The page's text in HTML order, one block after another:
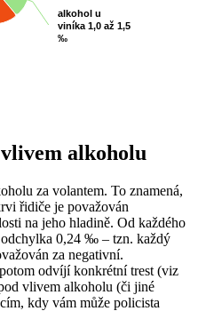
alkohol u
viníka 1,0 až 1,5
‰
alkohol u
viníka 1,0 až 1,5
‰
alkoholu
za volantem. To znamená,
řidiče je považován
na jeho hladině. Od každého
odchylka 0,24 ‰ – tzn. každý
za negativní.
odvíjí konkrétní trest (viz
vlivem alkoholu (či jiné
kdy vám může policista